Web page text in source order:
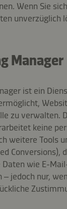
Wenn Sie
unverzüglich
Manager
ist ein
zu verwalten.
keine
weitere Tools
Conversions),
wie E-
– jedoch nur,